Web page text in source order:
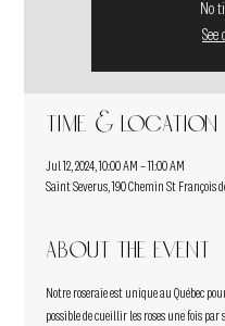
No
See
Time & Location
Jul 12, 2024, 10:00 AM – 11:00 AM
Saint Severus, 190 Chemin St François
About the event
Notre roseraie est unique au Québec
possible de cueillir les roses une fois par